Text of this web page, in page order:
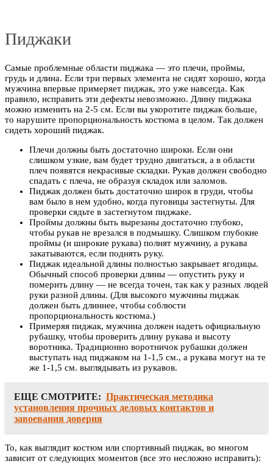
Пиджаки
Самые проблемные области пиджака — это плечи, проймы,
грудь и длина. Если три первых элемента не сидят хорошо, когда
мужчина впервые примеряет пиджак, это уже навсегда. Как
правило, исправить эти дефекты невозможно. Длину пиджака
можно изменить на 2-5 см. Если вы укоротите пиджак больше,
то нарушите пропорциональность костюма в целом. Так должен
сидеть хороший пиджак.
Плечи должны быть достаточно широки. Если они
слишком узкие, вам будет трудно двигаться, а в области
плеч появятся некрасивые складки. Рукав должен свободно
спадать с плеча, не образуя складок или заломов.
Пиджак должен быть достаточно широк в груди, чтобы
вам было в нем удобно, когда пуговицы застегнуты. Для
проверки сядьте в застегнутом пиджаке.
Проймы должны быть вырезаны достаточно глубоко,
чтобы рукав не врезался в подмышку. Слишком глубокие
проймы (и широкие рукава) полнят мужчину, а рукава
закатываются, если поднять руку.
Пиджак идеальной длины полностью закрывает ягодицы.
Обычный способ проверки длины — опустить руку и
померить длину — не всегда точен, так как у разных людей
руки разной длины. (Для высокого мужчины пиджак
должен быть длиннее, чтобы соблюсти
пропорциональность костюма.)
Примеряя пиджак, мужчина должен надеть официальную
рубашку, чтобы проверить длину рукава и высоту
воротника. Традиционно воротничок рубашки должен
выступать над пиджаком на 1-1,5 см., а рукава могут на те
же 1-1,5 см. выглядывать из рукавов.
ЕЩЕ СМОТРИТЕ: Практическая методика
установления прочных деловых контактов и
завоевания доверия
То, как выглядит костюм или спортивный пиджак, во многом
зависит от следующих моментов (все это несложно исправить):